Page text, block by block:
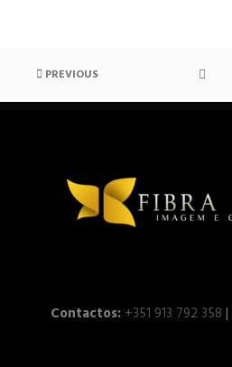
PREVIOUS
Contactos: +351 913 792 358 |